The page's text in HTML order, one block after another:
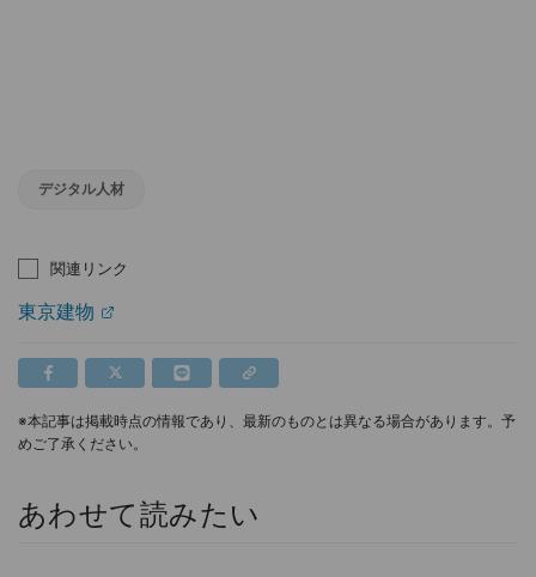
デジタル人材
関連リンク
東京建物
※本記事は掲載時点の情報であり、最新のものとは異なる場合があります。予
めご了承ください。
あわせて読みたい